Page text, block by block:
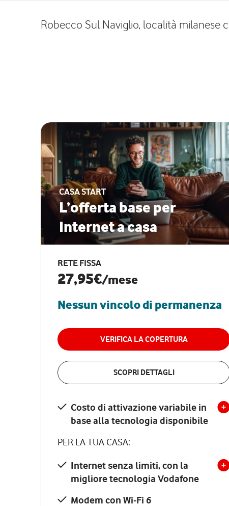
Robecco Sul Naviglio, località
CASA START
L’offerta base per
Internet a casa
RETE FISSA
27,95€/mese
Nessun vincolo di permanenza
VERIFICA LA COPERTURA
SCOPRI DETTAGLI
Costo di attivazione variabile in
base alla tecnologia disponibile
PER LA TUA CASA:
Internet senza limiti, con la
migliore tecnologia Vodafone
Modem con Wi-Fi 6